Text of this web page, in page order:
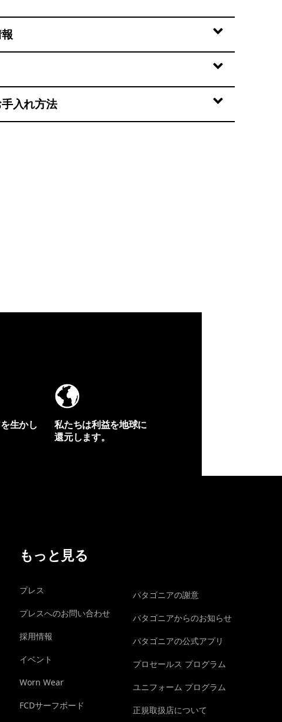
入れ方法
生かし
私たちは利益を地球に
還元します。
もっと見る
プレス
プレスへのお問い合わせ
採用情報
イベント
Worn Wear
FCDサーフボード
パタゴニアの謝意
パタゴニアからのお知らせ
パタゴニアの公式アプリ
プロセールス プログラム
ユニフォーム プログラム
正規取扱店について